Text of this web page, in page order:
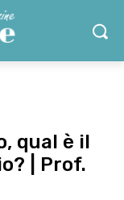
qual è il
| Prof.